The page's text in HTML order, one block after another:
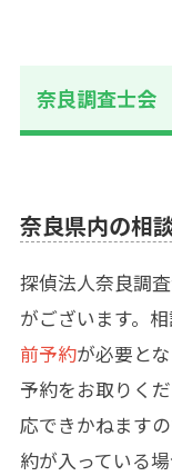
奈良調査士会
奈良県内の相
探偵法人奈良調査
がございます。
前予約が必要と
予約をお取りく
応できかねます
約が入っている場